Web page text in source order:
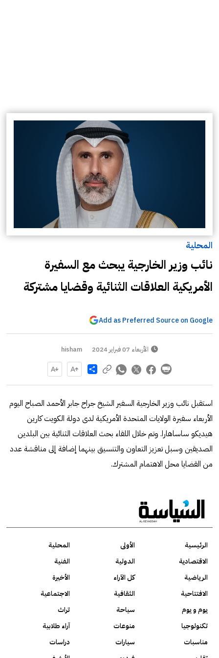
المحلية
نائب وزير الخارجية يبحث مع السفيرة
الأمريكية العلاقات الثنائية وقضايا مشتركة
Add as Preferred Source on Google
الأربعاء 07 فبراير 2024 hisham
Share
استقبل نائب وزير الخارجية السفير الشيخ جراح جابر الأحمد الصباح اليوم
الأربعاء سفيرة الولايات المتحدة الأمريكية لدى دولة الكويت كارين
هيديكو ساساهارا. وتم خلال اللقاء بحث العلاقات الثنائية بين البلدين
الصديقين وسبل تعزيز التعاون والتنسيق بينهما إضافة إلى مناقشة عدد
من القضايا محل الاهتمام المشترك.
الرئيسية الأولى
المحلية
الاقتصادية
الدولية
الفنية
الرياضية
كل الآراء
الأخيرة
الافتتاحية
الثقافية
الاجتماعية
يوم و يوم
سياحة
تراث
تكنولوجيا
منوعات
آراء طلابية
مناسبات
سيارات
دراسات